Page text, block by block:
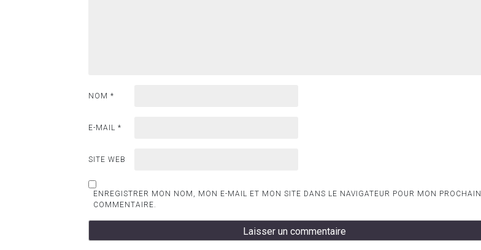
NOM *
E-MAIL *
SITE WEB
ENREGISTRER MON NOM, MON E-MAIL ET MON SITE DANS LE NAVIGATEUR POUR MON PROCHAIN
COMMENTAIRE.